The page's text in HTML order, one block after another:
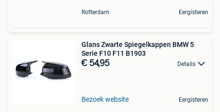
Rotterdam Eergisteren
Glans Zwarte Spiegelkappen BMW 5
Serie F10 F11 B1903
€ 54,95 Details
Bezoek website Eergisteren